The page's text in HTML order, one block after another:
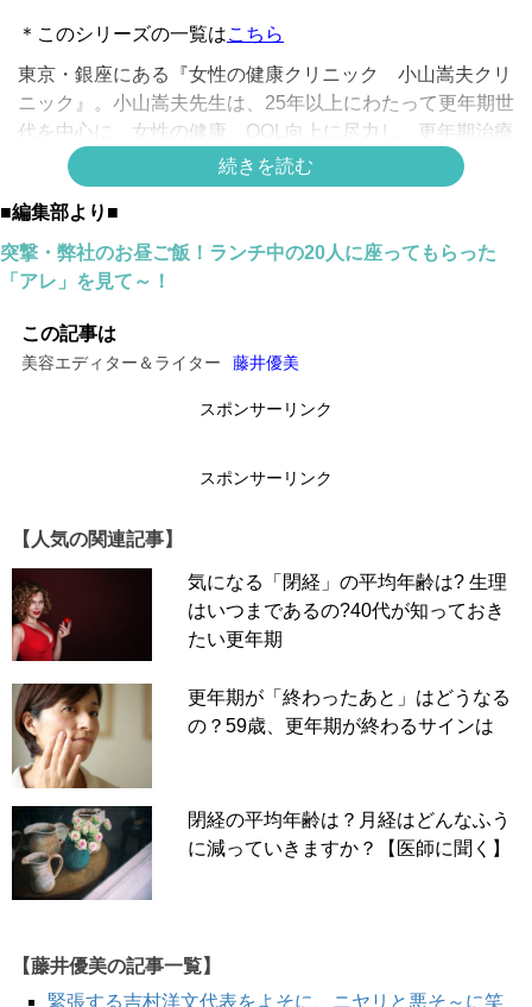
＊このシリーズの一覧はこちら
東京・銀座にある『女性の健康クリニック 小山嵩夫クリ
ニック』。小山嵩夫先生は、25年以上にわたって更年期世
代を中心に、女性の健康、QOL向上に尽力し、更年期治療
のエキスパート。更年期女性の現状及び、臨床現場からの
意見をいただいた。
【女性外来のパイオニア・小山嵩夫先生に聞きました#2】
Q.終わってみれば…で語られることが多い更年期症
A.簡略更年期指数（SMI）の活用もい
期の治療法の提案やQOLを高めるアドバイスができるメノ
分の体を知るための簡略更年期指数（SMI）というものが
クしてみてもいいと思います」
SMIのすべての項目が中～強でした。今はHRTをしている
ため落ち着いてきていますが、自分の状況を把握するの
に、SMIを定期的にチェックするのはありですね」
井一「このSMIは現在広く使われていますが、実は1992年
に小山先生が策定したもの。このほか、日本産婦人科学会
が2001年に発表した、21項目からなる日本人女性の更年
続きを読む
■編集部より■
突撃・弊社のお昼ご飯！ランチ中の20人に座ってもらった
「アレ」を見て～！
この記事は
美容エディター＆ライター 藤井優美
スポンサーリンク
スポンサーリンク
【人気の関連記事】
気になる「閉経」の平均年齢は? 生理
はいつまであるの?40代が知っておき
たい更年期
更年期が「終わったあと」はどうなる
の？59歳、更年期が終わるサインは
閉経の平均年齢は？月経はどんなふう
に減っていきますか？【医師に聞く】
【藤井優美の記事一覧】
緊張する吉村洋文代表をよそに、ニヤリと悪そ～に笑